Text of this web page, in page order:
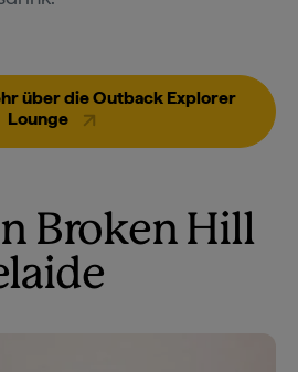
über die Outback Explorer
Lounge
Broken Hill